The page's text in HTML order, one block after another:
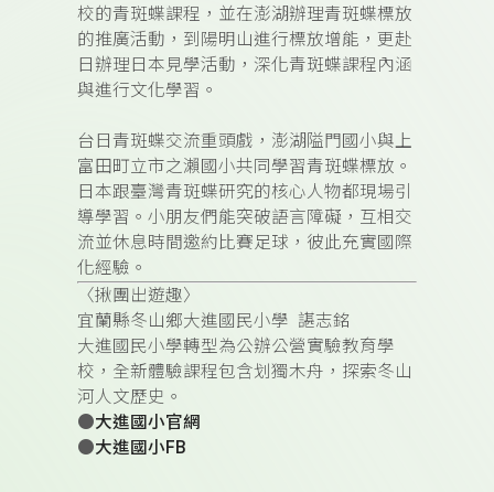
校的青斑蝶課程，並在澎湖辦理青斑蝶標放
的推廣活動，到陽明山進行標放增能，更赴
日辦理日本見學活動，深化青斑蝶課程內涵
與進行文化學習。­
台日青斑蝶交流重頭戲，澎湖隘門國小與上
富田町立市之瀨國小共同學習青斑蝶標放。
日本跟臺灣青斑蝶研究的核心人物都現場引
導學習。小朋友們能突破語言障礙，互相交
流並休息時間邀約比賽足球，彼此充實國際
化經驗。
〈揪團出遊趣〉
宜蘭縣冬山鄉大進國民小學 諶志銘
大進國民小學轉型為公辦公營實驗教育學
校，全新體驗課程包含划獨木舟，探索冬山
河人文歷史。
●大進國小官網
●大進國小FB